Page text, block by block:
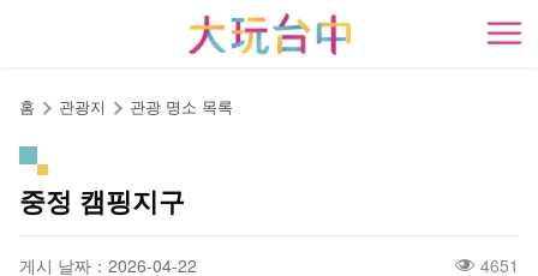
開
홈 관광지 관광 명소 목록
중정 캠핑지구
게시 날짜：2026-04-22 4651